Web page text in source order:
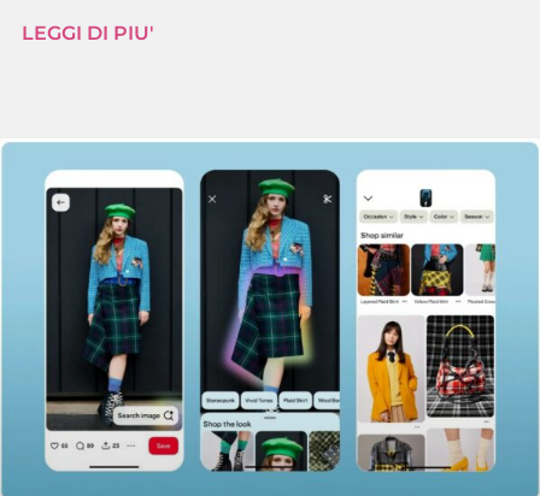
LEGGI DI PIU'